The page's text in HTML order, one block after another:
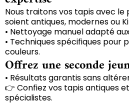
Nous traitons vos tapis avec le
soient antiques, modernes ou
• Nettoyage manuel adapté
• Techniques spécifiques pour
couleurs.
Offrez une seconde
• Résultats garantis sans
👉 Confiez vos tapis antiques
spécialistes.